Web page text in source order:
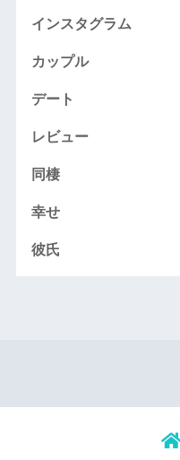
インスタグラム
カップル
デート
レビュー
同棲
幸せ
彼氏